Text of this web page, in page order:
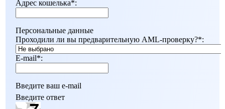
Адрес кошелька*:
Персональные данные
Проходили ли вы предварительную AML-проверку?*:
E-mail*:
Введите ваш e-mail
Введите ответ